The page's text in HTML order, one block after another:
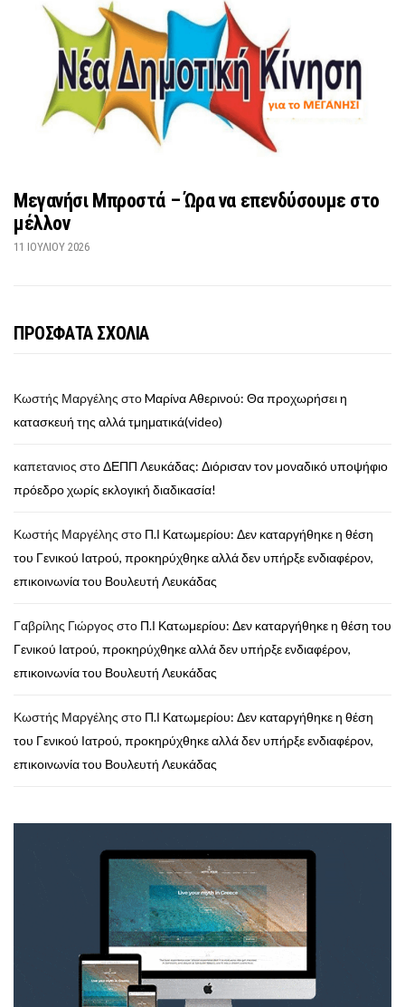
Μεγανήσι Μπροστά – Ώρα να επενδύσουμε στο
μέλλον
11 ΙΟΥΛΊΟΥ 2026
ΠΡΟΣΦΑΤΑ ΣΧΟΛΙΑ
Κωστής Μαργέλης στοMαρίνα Αθερινού: Θα προχωρήσει η
κατασκευή της αλλά τμηματικά(video)
καπετανιος στοΔΕΠΠ Λευκάδας: Διόρισαν τον μοναδικό υποψήφιο
πρόεδρο χωρίς εκλογική διαδικασία!
Κωστής Μαργέλης στο Π.Ι Κατωμερίου: Δεν καταργήθηκε η θέση
του Γενικού Ιατρού, προκηρύχθηκε αλλά δεν υπήρξε ενδιαφέρον,
επικοινωνία του Βουλευτή Λευκάδας
Γαβρίλης Γιώργος στο Π.Ι Κατωμερίου: Δεν καταργήθηκε η θέση του
Γενικού Ιατρού, προκηρύχθηκε αλλά δεν υπήρξε ενδιαφέρον,
επικοινωνία του Βουλευτή Λευκάδας
Κωστής Μαργέλης στο Π.Ι Κατωμερίου: Δεν καταργήθηκε η θέση
του Γενικού Ιατρού, προκηρύχθηκε αλλά δεν υπήρξε ενδιαφέρον,
επικοινωνία του Βουλευτή Λευκάδας